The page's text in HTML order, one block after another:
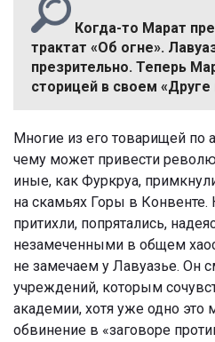
Когда-то Марат
трактат «Об огне».
презрительно. Теперь
сторицей в своем «Друге
Многие из его товарищей по
чему может привести
иные, как Фуркруа,
на скамьях Горы в Конвенте.
притихли, попрятались,
незамеченными в общем
не замечаем у Лавуазье. Он
учреждений, которым
академии, хотя уже одно это
обвинение в «заговоре